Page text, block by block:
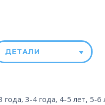
ДЕТАЛИ
года, 3-4 года, 4-5 лет, 5-6